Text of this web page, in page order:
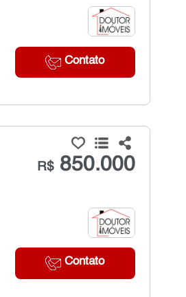
Contato
R$850.000
Contato